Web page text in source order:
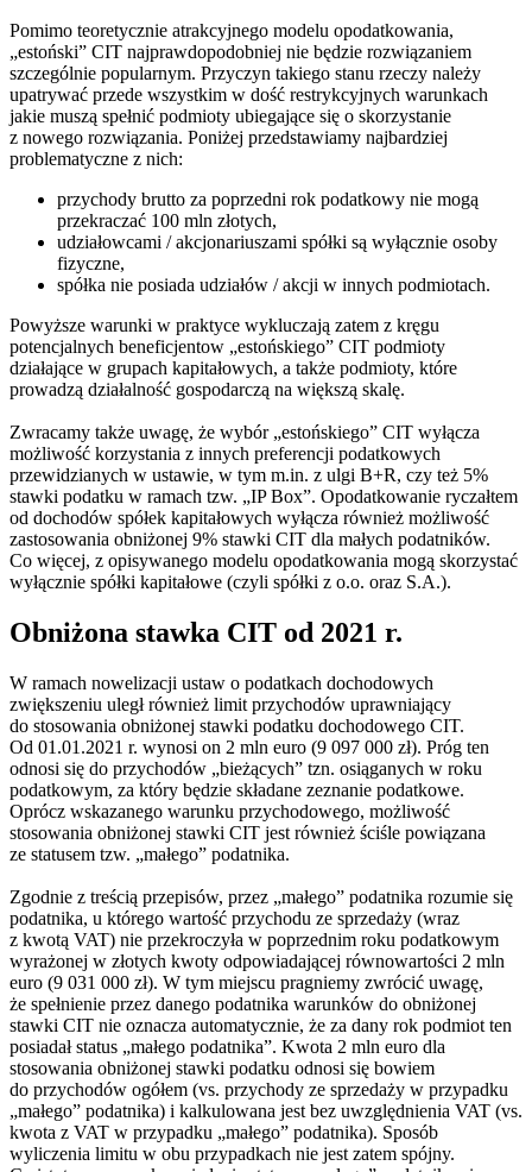
Pomimo teoretycznie atrakcyjnego modelu opodatkowania,
„estoński” CIT najprawdopodobniej nie będzie rozwiązaniem
szczególnie popularnym. Przyczyn takiego stanu rzeczy należy
upatrywać przede wszystkim w dość restrykcyjnych warunkach
jakie muszą spełnić podmioty ubiegające się o skorzystanie
z nowego rozwiązania. Poniżej przedstawiamy najbardziej
problematyczne z nich:
przychody brutto za poprzedni rok podatkowy nie mogą
przekraczać 100 mln złotych,
udziałowcami / akcjonariuszami spółki są wyłącznie osoby
fizyczne,
spółka nie posiada udziałów / akcji w innych podmiotach.
Powyższe warunki w praktyce wykluczają zatem z kręgu
potencjalnych beneficjentow „estońskiego” CIT podmioty
działające w grupach kapitałowych, a także podmioty, które
prowadzą działalność gospodarczą na większą skalę.
Zwracamy także uwagę, że wybór „estońskiego” CIT wyłącza
możliwość korzystania z innych preferencji podatkowych
przewidzianych w ustawie, w tym m.in. z ulgi B+R, czy też 5%
stawki podatku w ramach tzw. „IP Box”. Opodatkowanie ryczałtem
od dochodów spółek kapitałowych wyłącza również możliwość
zastosowania obniżonej 9% stawki CIT dla małych podatników.
Co więcej, z opisywanego modelu opodatkowania mogą skorzystać
wyłącznie spółki kapitałowe (czyli spółki z o.o. oraz S.A.).
Obniżona stawka CIT od 2021 r.
W ramach nowelizacji ustaw o podatkach dochodowych
zwiększeniu uległ również limit przychodów uprawniający
do stosowania obniżonej stawki podatku dochodowego CIT.
Od 01.01.2021 r. wynosi on 2 mln euro (9 097 000 zł). Próg ten
odnosi się do przychodów „bieżących” tzn. osiąganych w roku
podatkowym, za który będzie składane zeznanie podatkowe.
Oprócz wskazanego warunku przychodowego, możliwość
stosowania obniżonej stawki CIT jest również ściśle powiązana
ze statusem tzw. „małego” podatnika.
Zgodnie z treścią przepisów, przez „małego” podatnika rozumie się
podatnika, u którego wartość przychodu ze sprzedaży (wraz
z kwotą VAT) nie przekroczyła w poprzednim roku podatkowym
wyrażonej w złotych kwoty odpowiadającej równowartości 2 mln
euro (9 031 000 zł). W tym miejscu pragniemy zwrócić uwagę,
że spełnienie przez danego podatnika warunków do obniżonej
stawki CIT nie oznacza automatycznie, że za dany rok podmiot ten
posiadał status „małego podatnika”. Kwota 2 mln euro dla
stosowania obniżonej stawki podatku odnosi się bowiem
do przychodów ogółem (vs. przychody ze sprzedaży w przypadku
„małego” podatnika) i kalkulowana jest bez uwzględnienia VAT (vs.
kwota z VAT w przypadku „małego” podatnika). Sposób
wyliczenia limitu w obu przypadkach nie jest zatem spójny.